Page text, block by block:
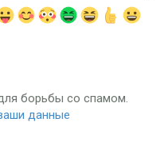
борьбы со спамом.
данные